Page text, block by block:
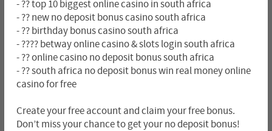
- ?? top 10 biggest online casino in south africa
- ?? new no deposit bonus casino south africa
- ?? birthday bonus casino south africa
- ???? betway online casino & slots login south africa
- ?? online casino no deposit bonus south africa
- ?? south africa no deposit bonus win real money online
casino for free
Create your free account and claim your free bonus.
Don’t miss your chance to get your no deposit bonus!